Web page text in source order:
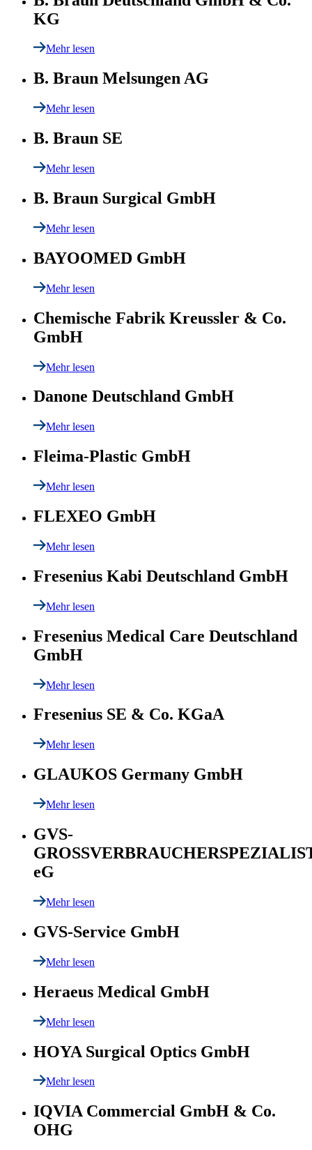
KG
Mehr lesen
B. Braun Melsungen AG
Mehr lesen
B. Braun SE
Mehr lesen
B. Braun Surgical GmbH
Mehr lesen
BAYOOMED GmbH
Mehr lesen
Chemische Fabrik Kreussler & Co.
GmbH
Mehr lesen
Danone Deutschland GmbH
Mehr lesen
Fleima-Plastic GmbH
Mehr lesen
FLEXEO GmbH
Mehr lesen
Fresenius Kabi Deutschland GmbH
Mehr lesen
Fresenius Medical Care Deutschland
GmbH
Mehr lesen
Fresenius SE & Co. KGaA
Mehr lesen
GLAUKOS Germany GmbH
Mehr lesen
GVS-
eG
Mehr lesen
GVS-Service GmbH
Mehr lesen
Heraeus Medical GmbH
Mehr lesen
HOYA Surgical Optics GmbH
Mehr lesen
IQVIA Commercial GmbH & Co.
OHG